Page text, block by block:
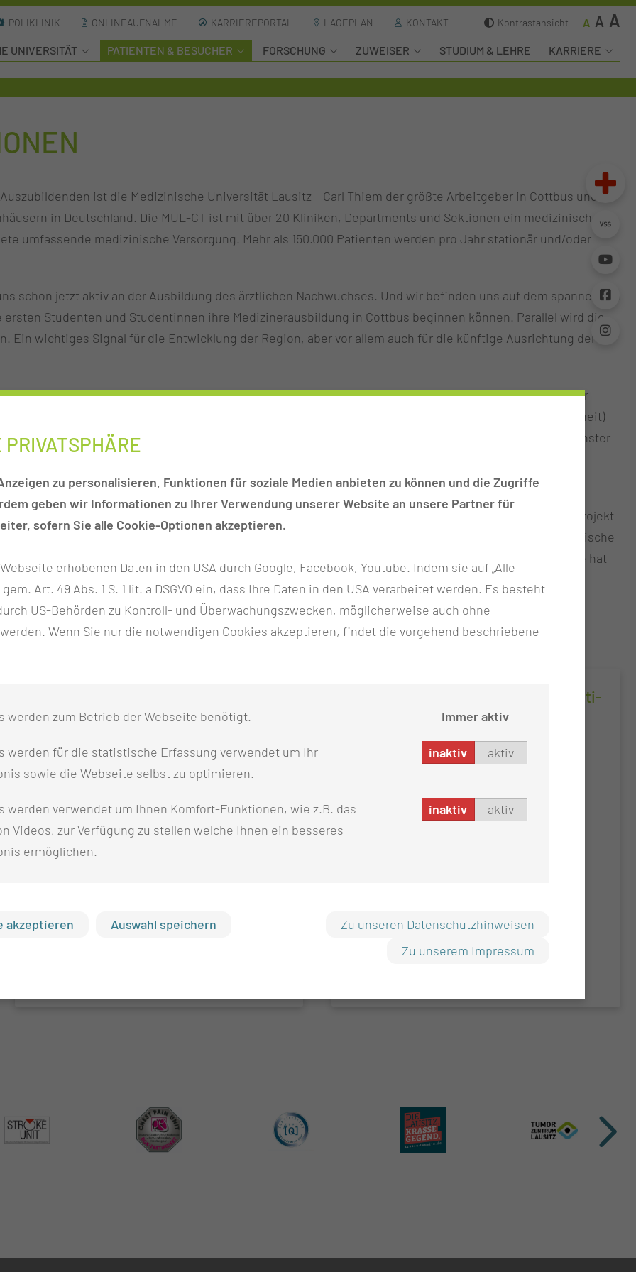
POLIKLINIK ONLINEAUFNAHME KARRIEREPORTAL LAGEPLAN KONTAKT Kontrastansicht A A A
UNIVERSITÄT PATIENTEN & BESUCHER FORSCHUNG ZUWEISER STUDIUM & LEHRE KARRIERE
ist die Medizinische Universität Lausitz – Carl Thiem der größte Arbeitgeber in Cottbus und
in Deutschland. Die MUL-CT ist mit über 20 Kliniken, Departments und Sektionen ein medizinisches
umfassende medizinische Versorgung. Mehr als 150.000 Patienten werden pro Jahr stationär und/oder
schon jetzt aktiv an der Ausbildung des ärztlichen Nachwuchses. Und wir befinden uns auf dem spannenden
Studenten und Studentinnen ihre Medizinerausbildung in Cottbus beginnen können. Parallel wird die
Ein wichtiges Signal für die Entwicklung der Region, aber vor allem auch für die künftige Ausrichtung der
Niveau: Unser hochmodernesPET-CT ermöglicht zielgenaueste Tumor-Therapie, unser neuer
weiteren Einrichtungen der ;MUL-CT zählen unter anderem eine Chest Pain Unit (Brustschmerz-Einheit)
die MUL-CT als eine von lediglich zwei Kliniken in Brandenburg über ein Perinatalzentrum Level 1 (höchster
besonders kurzer Schwangerschaft zur Welt kommen.
- auch in unserem Haus. In verschiedenen Projekten bereiten sich die Mitarbeiter auf die
doch rund um die Uhr erster Ansprechpartner für die Patienten und ihre Angehörigen. So soll es das Projekt
Patienten eine dauerhafte Bezugsperson während ihres Aufenthalts an ihrer Seite haben. Die Medizinische
Ausbildungsstätten für medizinische Berufe des Bundeslandes. Die Lausitzer Rettungsdienstschule hat
etabliert.
Stürze vermeiden - Tipps für Sie und Ihre
Pa­ti­en­ten­in­for­ma­ti­on zu Harn­in­kon­ti­
Tipps für den Alltag.
zu personalisieren, Funktionen für soziale Medien anbieten zu können und die Zugriffe
geben wir Informationen zu Ihrer Verwendung unserer Website an unsere Partner für
sofern Sie alle Cookie-Optionen akzeptieren.
erhobenen Daten in den USA durch Google, Facebook, Youtube. Indem sie auf „Alle
Art. 49 Abs. 1 S. 1 lit. a DSGVO ein, dass Ihre Daten in den USA verarbeitet werden. Es besteht
US-Behörden zu Kontroll- und Überwachungszwecken, möglicherweise auch ohne
Wenn Sie nur die notwendigen Cookies akzeptieren, findet die vorgehend beschriebene
werden zum Betrieb der Webseite benötigt. Immer aktiv
werden für die statistische Erfassung verwendet um Ihr
sowie die Webseite selbst zu optimieren.
inaktiv aktiv
werden verwendet um Ihnen Komfort-Funktionen, wie z.B. das
Videos, zur Verfügung zu stellen welche Ihnen ein besseres
ermöglichen.
inaktiv aktiv
akzeptieren Auswahl speichern
Zu unseren Datenschutzhinweisen
Zu unserem Impressum